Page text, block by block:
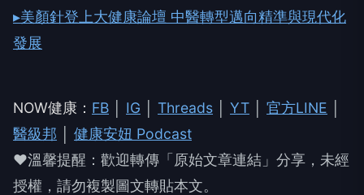
▸美顏針登上大健康論壇 中醫轉型邁向精準與現代化
發展
NOW健康： FB IG Threads YT 官方LINE
醫級邦
健康安妞 Podcast
❤溫馨提醒：歡迎轉傳「原始文章連結」分享，未經
授權，請勿複製圖文轉貼本文。